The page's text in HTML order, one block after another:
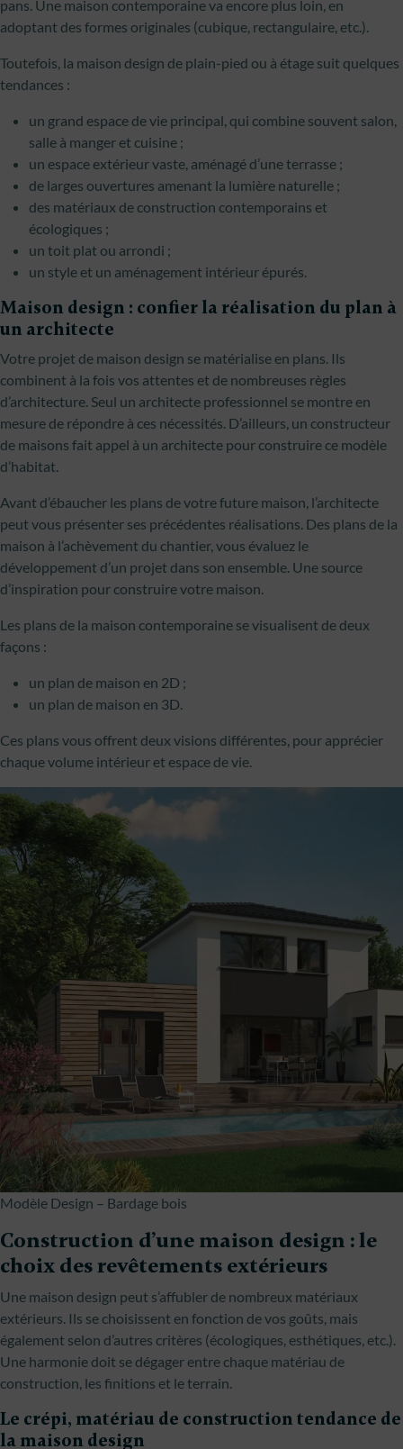
pans. Une maison contemporaine va encore plus loin, en
adoptant des formes originales (cubique, rectangulaire, etc.).
Toutefois, la maison design de plain-pied ou à étage suit quelques
tendances :
un grand espace de vie principal, qui combine souvent salon,
salle à manger et cuisine ;
un espace extérieur vaste, aménagé d’une terrasse ;
de larges ouvertures amenant la lumière naturelle ;
des matériaux de construction contemporains et
écologiques ;
un toit plat ou arrondi ;
un style et un aménagement intérieur épurés.
Maison design : confier la réalisation du plan à
un architecte
Votre projet de maison design se matérialise en plans. Ils
combinent à la fois vos attentes et de nombreuses règles
d’architecture. Seul un architecte professionnel se montre en
mesure de répondre à ces nécessités. D’ailleurs, un constructeur
de maisons fait appel à un architecte pour construire ce modèle
d’habitat.
Avant d’ébaucher les plans de votre future maison, l’architecte
peut vous présenter ses précédentes réalisations. Des plans de la
maison à l’achèvement du chantier, vous évaluez le
développement d’un projet dans son ensemble. Une source
d’inspiration pour construire votre maison.
Les plans de la maison contemporaine se visualisent de deux
façons :
un plan de maison en 2D ;
un plan de maison en 3D.
Ces plans vous offrent deux visions différentes, pour apprécier
chaque volume intérieur et espace de vie.
Modèle Design – Bardage bois
Construction d’une maison design : le
choix des revêtements extérieurs
Une maison design peut s’affubler de nombreux matériaux
extérieurs. Ils se choisissent en fonction de vos goûts, mais
également selon d’autres critères (écologiques, esthétiques, etc.).
Une harmonie doit se dégager entre chaque matériau de
construction, les finitions et le terrain.
Le crépi, matériau de construction tendance de
la maison design